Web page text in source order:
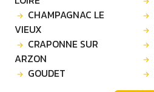
CHAMPAGNAC LE
VIEUX
CRAPONNE SUR
ARZON
GOUDET